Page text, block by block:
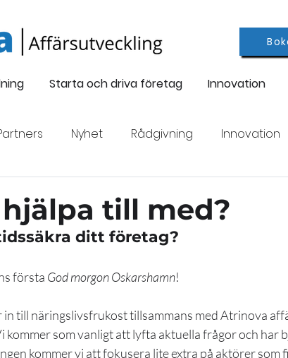
Starta och driva företag Innovation
Nyhet Rådgivning Innovation
till med?
ditt företag?
första God morgon Oskarshamn!
in till näringslivsfrukost tillsammans med Atrinova
som vanligt att lyfta aktuella frågor och har
kommer vi att fokusera lite extra på aktörer som